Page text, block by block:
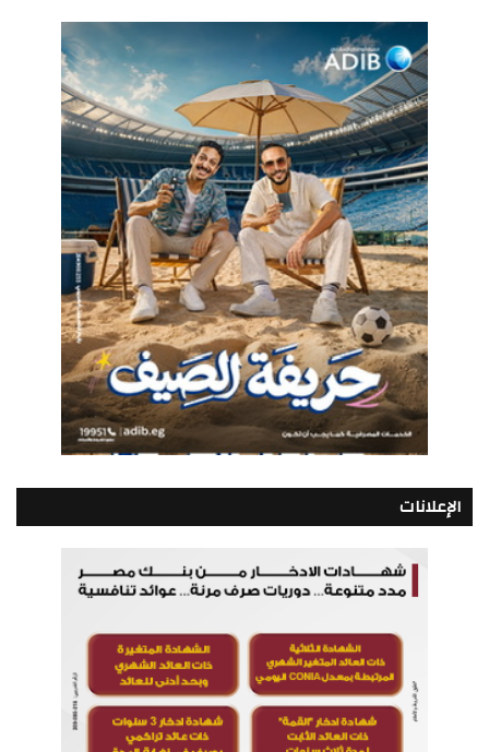
الإعلانات